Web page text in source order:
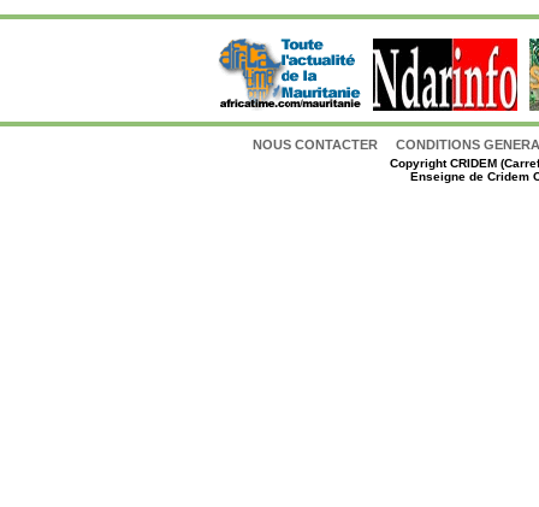
NOUS CONTACTER CONDITIONS
CopyrightCRIDEM
Enseigne de Cridem